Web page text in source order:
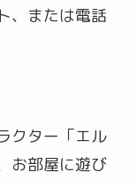
、または電話
クター「エル
お部屋に遊び